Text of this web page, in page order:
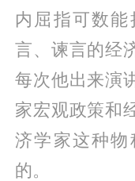
内屈指可数
言、谏言的经
每次他出来演
家宏观政策和
济学家这种
的。